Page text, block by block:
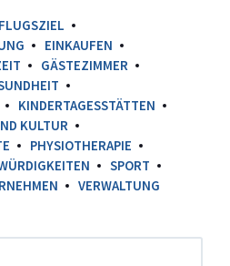
EINKAUFEN
GÄSTEZIMMER
KINDERTAGESSTÄTTEN
KULTUR
PHYSIOTHERAPIE
SPORT
VERWALTUNG